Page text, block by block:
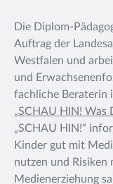
Die Diplom-
Auftrag der
Westfalen und
und
fachliche Beraterin
„SCHAU HIN! Was
„SCHAU HIN!“
Kinder gut mit
nutzen und Risiken
Medienerziehung